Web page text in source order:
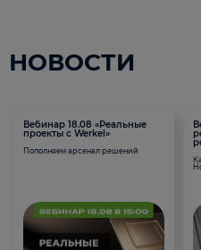
НОВОСТИ
Вебинар 18.08 «Реальные
проекты с Werkel»
Пополняем арсенал решений